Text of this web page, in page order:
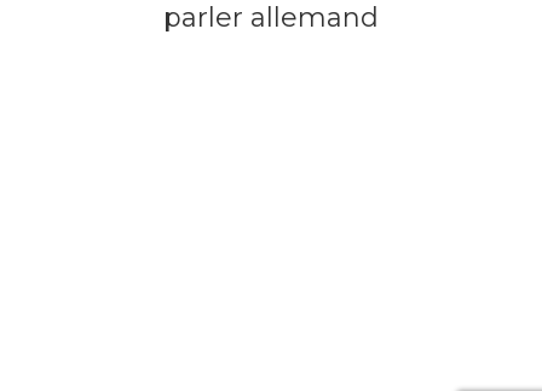
parler allemand